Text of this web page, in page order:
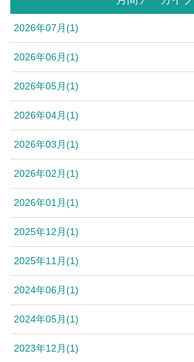
2026年07月(1)
2026年06月(1)
2026年05月(1)
2026年04月(1)
2026年03月(1)
2026年02月(1)
2026年01月(1)
2025年12月(1)
2025年11月(1)
2024年06月(1)
2024年05月(1)
2023年12月(1)